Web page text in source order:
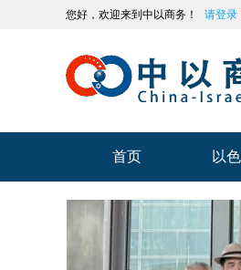
您好，欢迎来到中以商务！ 请登录
首页
首页
以
以